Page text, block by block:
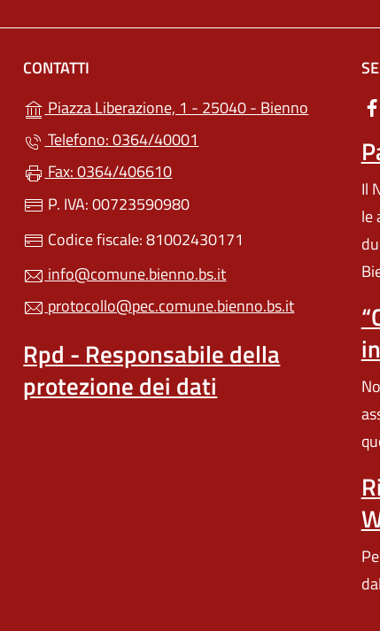
CONTATTI
Piazza Liberazione, 1 - 25040 - Bienno (apre in
Telefono: 0364/40001
Fax: 0364/406610
P. IVA: 00723590980
Codice fiscale: 81002430171
info@comune.bienno.bs.it
protocollo@pec.comune.bienno.bs.it
Rpd - Responsabile della
protezione dei dati
Il
le